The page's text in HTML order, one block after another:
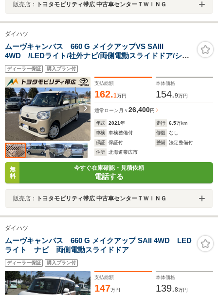
販売店： トヨタモビリティ帯広 中古車センターＴＷＩＮＧ
ダイハツ
ムーヴキャンバス 660 G メイクアップVS SAIII
4WD /LEDライト/社外ナビ/両側電動スライドドア/シー
トヒーター/ドラレコ
ディーラー保証 購入プラン付
支払総額
162.1万円
本体価格
154.9万円
通常ローン 月々26,400円
年式 2021年 走行 6.5万km
車検
車検整備付 修復
なし
保証
保証付 整備
法定整備付
住所
北海道帯広市
無
料
今すぐ在庫確認・見積依頼
電話する
販売店： トヨタモビリティ帯広 中古車センターＴＷＩＮＧ
ダイハツ
ムーヴキャンバス 660 G メイクアップ SAII 4WD LED
ライト ナビ 両側電動スライドドア
ディーラー保証 購入プラン付
支払総額
147万円
本体価格
139.8万円